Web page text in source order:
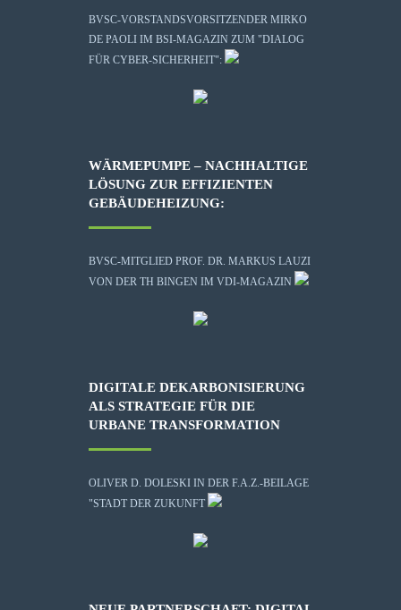
BVSC-VORSTANDSVORSITZENDER MIRKO
DE PAOLI IM BSI-MAGAZIN ZUM "DIALOG
FÜR CYBER-SICHERHEIT":
WÄRMEPUMPE – NACHHALTIGE
LÖSUNG ZUR EFFIZIENTEN
GEBÄUDEHEIZUNG:
BVSC-MITGLIED PROF. DR. MARKUS LAUZI
VON DER TH BINGEN IM VDI-MAGAZIN
DIGITALE DEKARBONISIERUNG
ALS STRATEGIE FÜR DIE
URBANE TRANSFORMATION
OLIVER D. DOLESKI IN DER F.A.Z.-BEILAGE
"STADT DER ZUKUNFT